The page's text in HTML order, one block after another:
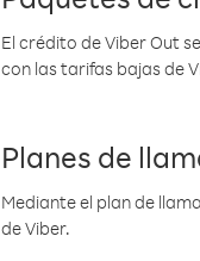
El crédito de Viber Out
con las tarifas bajas de
Planes de
Mediante el plan de
de Viber.